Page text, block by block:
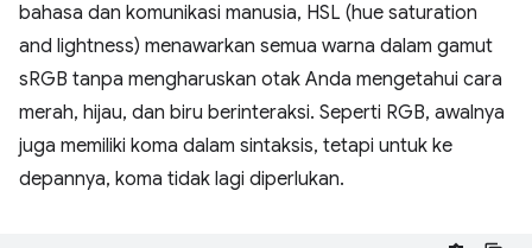
bahasa dan komunikasi manusia, HSL (hue saturation
and lightness) menawarkan semua warna dalam gamut
sRGB tanpa mengharuskan otak Anda mengetahui cara
merah, hijau, dan biru berinteraksi. Seperti RGB, awalnya
juga memiliki koma dalam sintaksis, tetapi untuk ke
depannya, koma tidak lagi diperlukan.